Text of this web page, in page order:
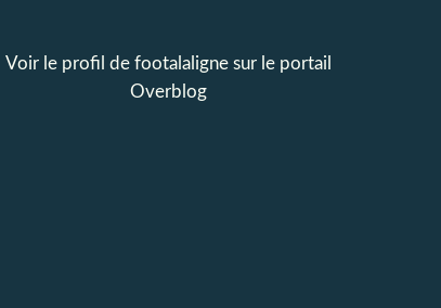
Voir le profil de footalalignesur le portail
Overblog